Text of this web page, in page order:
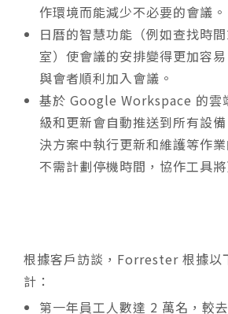
作環境而能減少不必要的會議。
日曆的智慧功能（例如查找時
室）使會議的安排變得更加容
與會者順利加入會議。
基於 Google Workspace 的雲
級和更新會自動推送到所有設
決方案中執行更新和維護等作
不需計劃停機時間，協作工具
根據客戶訪談，Forrester 根據以
計：
第一年員工人數達 2 萬名，較